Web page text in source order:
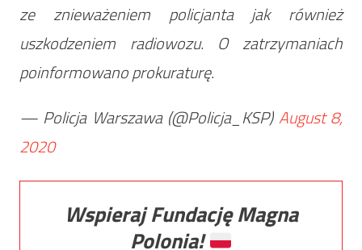
ze znieważeniem policjanta jak również
uszkodzeniem radiowozu. O zatrzymaniach
poinformowano prokuraturę.
— Policja Warszawa (@Policja_KSP)August 8,
2020
Wspieraj Fundację Magna
Polonia!